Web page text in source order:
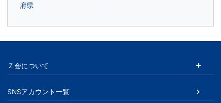
府県
Ｚ会について
SNSアカウント一覧